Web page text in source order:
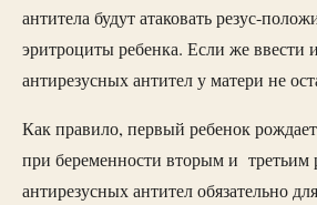
антитела будут атаковать резус-
эритроциты ребенка. Если же ввести
антирезусных антител у матери не
Как правило, первый ребенок
при беременности вторым и третьим
антирезусных антител обязательно